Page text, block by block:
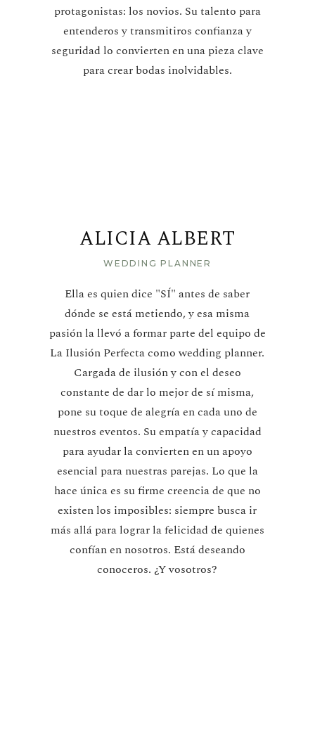
protagonistas: los novios. Su talento para
entenderos y transmitiros confianza y
seguridad lo convierten en una pieza clave
para crear bodas inolvidables.
ALICIA ALBERT
WEDDING PLANNER
Ella es quien dice "SÍ" antes de saber
dónde se está metiendo, y esa misma
pasión la llevó a formar parte del equipo de
La Ilusión Perfecta como wedding planner.
Cargada de ilusión y con el deseo
constante de dar lo mejor de sí misma,
pone su toque de alegría en cada uno de
nuestros eventos. Su empatía y capacidad
para ayudar la convierten en un apoyo
esencial para nuestras parejas. Lo que la
hace única es su firme creencia de que no
existen los imposibles: siempre busca ir
más allá para lograr la felicidad de quienes
confían en nosotros. Está deseando
conoceros. ¿Y vosotros?